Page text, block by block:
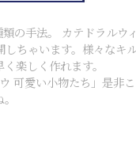
の手法。 カテドラルウ
しちゃいます。様々なキ
楽しく作れます。
可愛い小物たち」是非こ